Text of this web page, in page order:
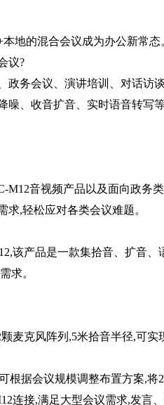
的混合会议成为办公新常态
议?
务会议、演讲培训、对话访
噪、收音扩音、实时语音转写
音视频产品以及面向政务
,轻松应对各类会议难题。
产品是一款集拾音、扩音、
求。
克风阵列,5米拾音半径,可实
据会议规模调整布置方案,将
连接,满足大型会议需求,发言、